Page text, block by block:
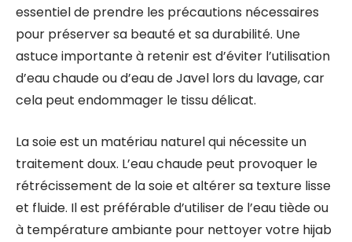
essentiel de prendre les précautions nécessaires
pour préserver sa beauté et sa durabilité. Une
astuce importante à retenir est d’éviter l’utilisation
d’eau chaude ou d’eau de Javel lors du lavage, car
cela peut endommager le tissu délicat.
La soie est un matériau naturel qui nécessite un
traitement doux. L’eau chaude peut provoquer le
rétrécissement de la soie et altérer sa texture lisse
et fluide. Il est préférable d’utiliser de l’eau tiède ou
à température ambiante pour nettoyer votre hijab